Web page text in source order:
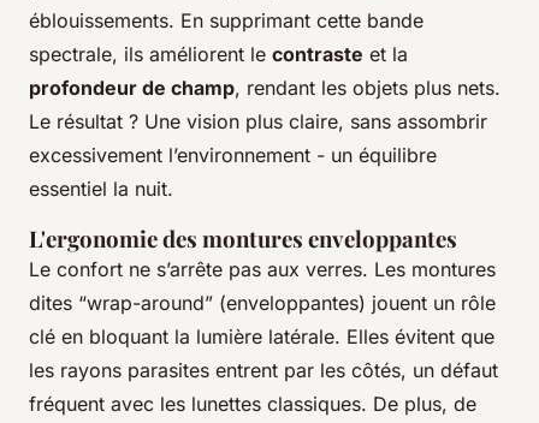
éblouissements. En supprimant cette bande
spectrale, ils améliorent le contraste et la
profondeur de champ, rendant les objets plus nets.
Le résultat ? Une vision plus claire, sans assombrir
excessivement l’environnement - un équilibre
essentiel la nuit.
L'ergonomie des montures enveloppantes
Le confort ne s’arrête pas aux verres. Les montures
dites “wrap-around” (enveloppantes) jouent un rôle
clé en bloquant la lumière latérale. Elles évitent que
les rayons parasites entrent par les côtés, un défaut
fréquent avec les lunettes classiques. De plus, de